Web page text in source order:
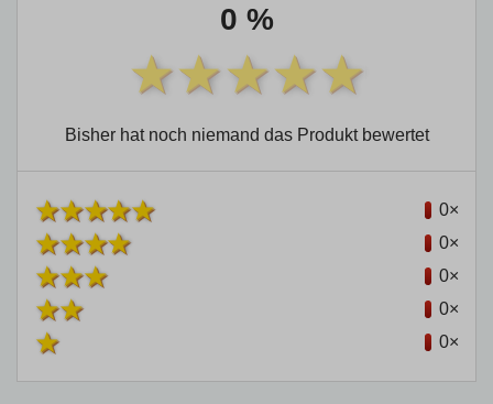
0 %
Bisher hat noch niemand das Produkt bewertet
0×
0×
0×
0×
0×